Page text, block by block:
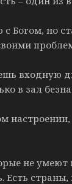
с Богом, но
входную
в зал
не умеют
Есть